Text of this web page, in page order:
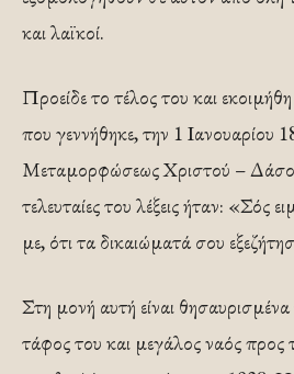
και λαϊκοί.
Προείδε το τέλος του και
που γεννήθηκε, την 1 Ιανουαρίου
Μεταμορφώσεως Χριστού –
τελευταίες του λέξεις ήταν: «Σός
με, ότι τα δικαιώματά σου
Στη μονή αυτή είναι
τάφος του και μεγάλος ναός